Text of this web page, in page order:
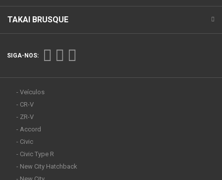
TAKAI BRUSQUE
SIGA-NOS:
- Veículos
- CR-V
- ZR-V
- Accord
- Civic
- Civic Type R
- New City Hatchback